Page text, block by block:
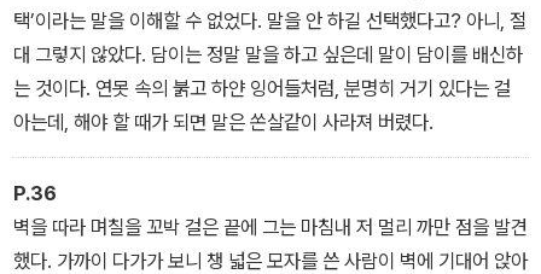
어……?’
“담이가 엄마 닮아서 말이 없구나?”
아까부터 말하는 사람은 세아 엄마뿐이었다. 담이는 조수석에 앉은
엄마 뒤통수를 쳐다보았다.
택’이라는 말을 이해할 수 없었다. 말을 안 하길 선택했다고? 아니, 절
대 그렇지 않았다. 담이는 정말 말을 하고 싶은데 말이 담이를 배신하
는 것이다. 연못 속의 붉고 하얀 잉어들처럼, 분명히 거기 있다는 걸
아는데, 해야 할 때가 되면 말은 쏜살같이 사라져 버렸다.
P.36
벽을 따라 며칠을 꼬박 걸은 끝에 그는 마침내 저 멀리 까만 점을 발견
했다. 가까이 다가가 보니 챙 넓은 모자를 쓴 사람이 벽에 기대어 앉아